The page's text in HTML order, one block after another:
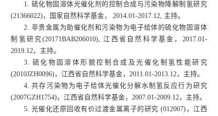
1. 硫化物固溶体光催化剂的控制合成与污染物降解制氢研究
(21366022)，国家自然科学基金， 2014.01-2017.12, 主持。
2. 非贵金属为助催化剂和污染物为电子给体的硫化物固溶体
制氢研究(20171BAB206010), 江西省自然科学基金，2017.01-
2019.12，主持。
3. 硫化物固溶体形貌控制合成及光催化制氢性能研究
(2010JZH0096)，江西省自然科学基金，2011.01-2013.12，主持。
4. 共存污染物为电子给体光催化分解水制氢反应行为研究
(2007GZH1754)，江西省自然科学基金，2007.01-2009.12，主持。
5. 光催化还原回收有价过渡金属离子的研究 (012007)，江西